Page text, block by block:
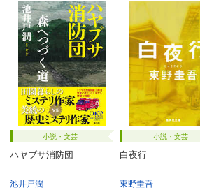
小説・文芸
ハヤブサ消防団
池井戸潤
小説・文芸
白夜行
東野圭吾